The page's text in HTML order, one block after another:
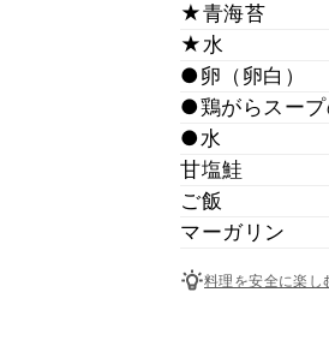
★青海苔
★水
●卵（卵白）
●鶏がらスープ
●水
甘塩鮭
ご飯
マーガリン
料理を安全に楽し